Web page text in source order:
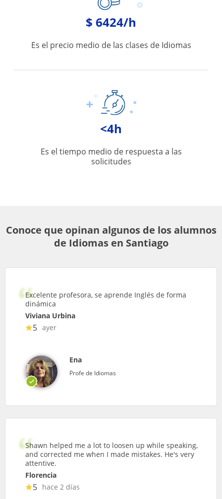
$ 6424/h
Es el precio medio de las clases de Idiomas
<4h
Es el tiempo medio de respuesta a las
solicitudes
Conoce que opinan algunos de los alumnos
de Idiomas en Santiago
Excelente profesora, se aprende Inglés de forma
dinámica
Viviana Urbina
5 ayer
Ena
Profe de Idiomas
Shawn helped me a lot to loosen up while speaking,
and corrected me when I made mistakes. He's very
attentive.
Florencia
5 hace 2 días